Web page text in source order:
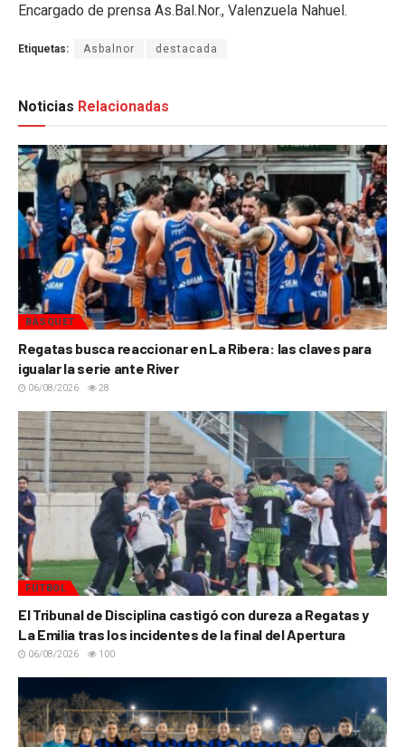
Encargado de prensa As.Bal.Nor., Valenzuela Nahuel.
Etiquetas: Asbalnor destacada
Noticias Relacionadas
BÁSQUET
Regatas busca reaccionar en La Ribera: las claves para
igualar la serie ante River
06/08/2026 28
FÚTBOL
El Tribunal de Disciplina castigó con dureza a Regatas y
La Emilia tras los incidentes de la final del Apertura
06/08/2026 100